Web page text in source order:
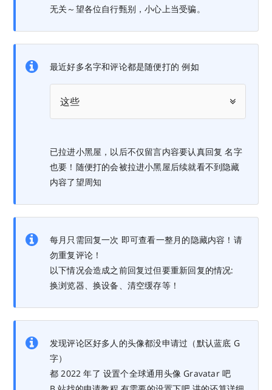
无关～望各位自行甄别，小心上当受骗。
最近好多名字和评论都是随便打的 例如
这些
已拉进小黑屋，以后不仅留言内容要认真回复 名字
也要！随便打的会被拉进小黑屋后续就看不到隐藏
内容了望周知
每月只需回复一次 即可查看一整月的隐藏内容！请
勿重复评论！
以下情况会造成之前回复过但要重新回复的情况:
换浏览器、换设备、清空缓存等！
发现评论区好多人的头像都没申请过（默认蓝底 G
字）
都 2022 年了 设置个全球通用头像 Gravatar 吧